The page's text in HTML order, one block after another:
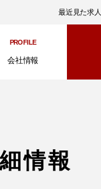
最近見た求人
PROFILE
会社情報
情報